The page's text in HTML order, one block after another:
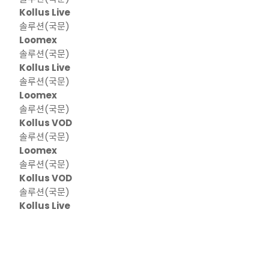
Kollus Live
솔루션(국문)
Loomex
솔루션(국문)
Kollus Live
솔루션(국문)
Loomex
솔루션(국문)
Kollus VOD
솔루션(국문)
Loomex
솔루션(국문)
Kollus VOD
솔루션(국문)
Kollus Live